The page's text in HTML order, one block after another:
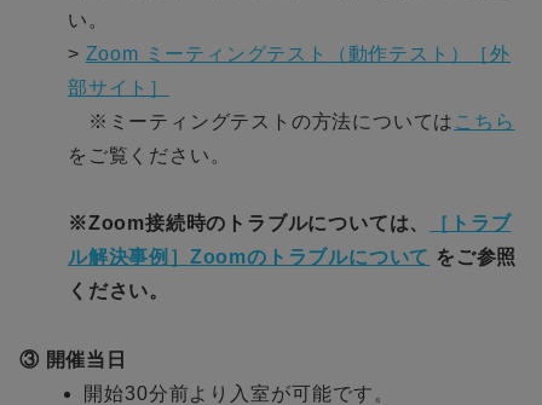
い。
> Zoom ミーティングテスト（動作テスト）［外
部サイト］
※ミーティングテストの方法については こちら
をご覧ください。
※Zoom接続時のトラブルについては、
［トラブ
ル解決事例］Zoomのトラブルについて をご参照
ください。
③ 開催当日
開始30分前より 入室が可能です。